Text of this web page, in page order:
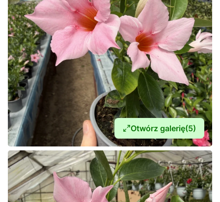
Otwórz galerię(5)